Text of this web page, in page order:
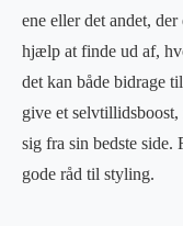
ene eller det andet,
hjælp at finde ud af,
det kan både bidrage
give et
sig fra sin bedste side.
gode råd til styling.